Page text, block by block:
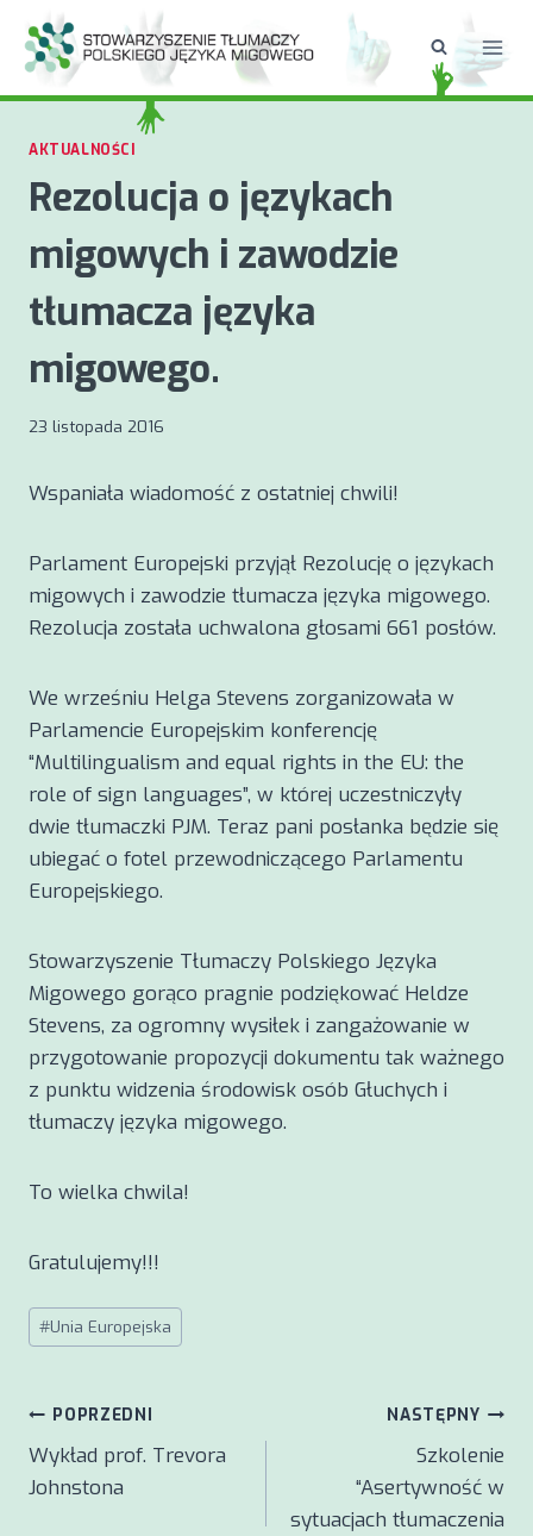
Przejdź
treści
AKTUALNOŚCI
Rezolucja o językach
migowych i zawodzie
tłumacza języka
migowego.
23 listopada 2016
Wspaniała wiadomość z ostatniej chwili!
Parlament Europejski przyjął Rezolucję o językach
migowych i zawodzie tłumacza języka migowego.
Rezolucja została uchwalona głosami 661 posłów.
We wrześniu Helga Stevens zorganizowała w
Parlamencie Europejskim konferencję
“Multilingualism and equal rights in the EU: the
role of sign languages”, w której uczestniczyły
dwie tłumaczki PJM. Teraz pani posłanka będzie się
ubiegać o fotel przewodniczącego Parlamentu
Europejskiego.
Stowarzyszenie Tłumaczy Polskiego Języka
Migowego gorąco pragnie podziękować Heldze
Stevens, za ogromny wysiłek i zangażowanie w
przygotowanie propozycji dokumentu tak ważnego
z punktu widzenia środowisk osób Głuchych i
tłumaczy języka migowego.
To wielka chwila!
Gratulujemy!!!
Tagi
wpisu:
#Unia Europejska
Nawigacja
wpisu
POPRZEDNI
Wykład prof. Trevora
Johnstona
NASTĘPNY
Szkolenie
“Asertywność w
sytuacjach tłumaczenia